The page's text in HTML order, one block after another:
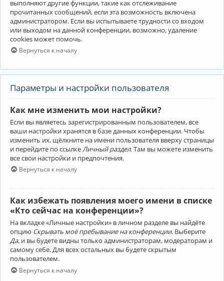
выполняют другие функции, такие как отслеживание
прочитанных сообщений, если эта возможность включена
администратором. Если вы испытываете трудности со входом
или выходом на данной конференции, возможно, удаление
cookies может помочь.
Вернуться к началу
Параметры и настройки пользователя
Как мне изменить мои настройки?
Если вы являетесь зарегистрированным пользователем, все
ваши настройки хранятся в базе данных конференции. Чтобы
изменить их, щёлкните на имени пользователя вверху страницы
и перейдите по ссылке Личный раздел. Там вы можете изменить
все свои настройки и предпочтения.
Вернуться к началу
Как избежать появления моего имени в списке
«Кто сейчас на конференции»?
На вкладке «Личные настройки» в личном разделе вы найдёте
опцию Скрывать моё пребывание на конференции. Выберите
Да, и вы будете видны только администраторам, модераторам и
самому себе. Для всех остальных вы будете скрытым
пользователем.
Вернуться к началу